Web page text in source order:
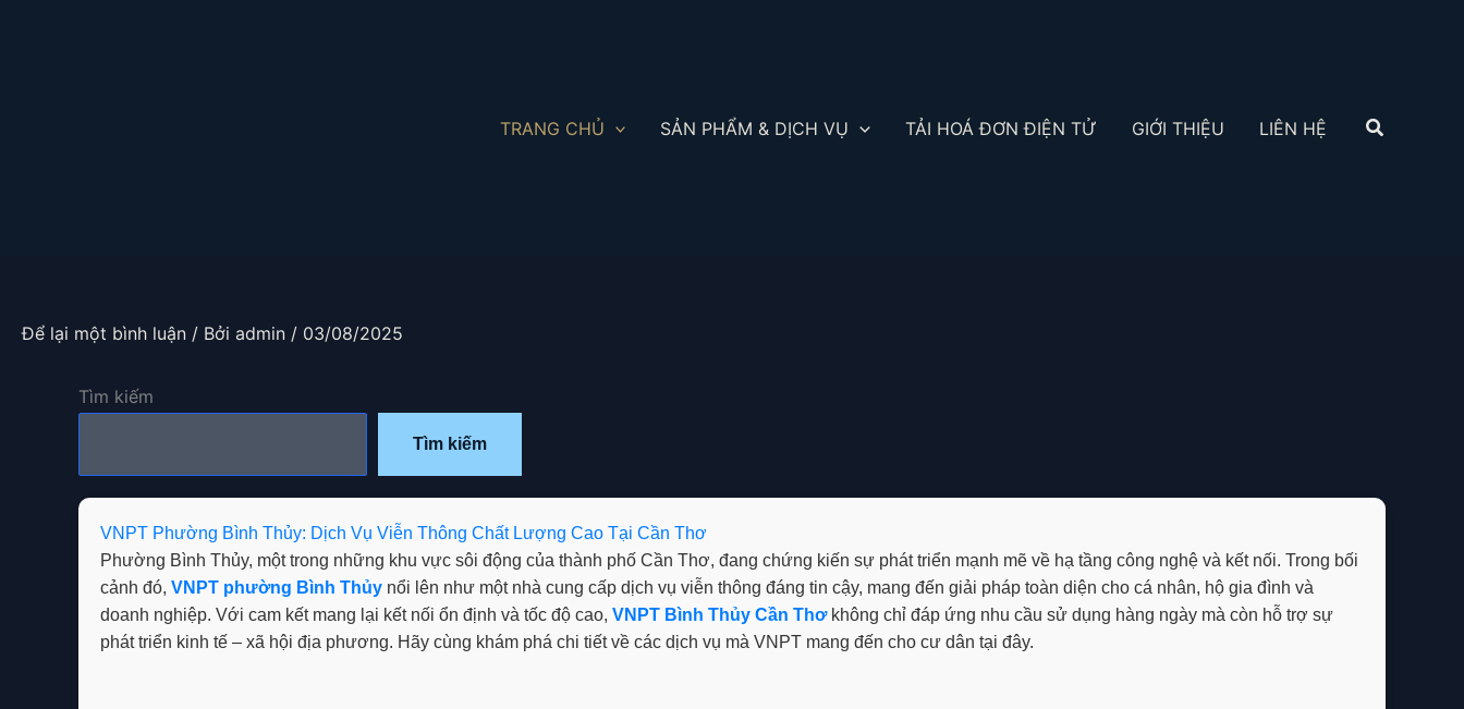
TRANG CHỦ
SẢN PHẨM & DỊCH VỤ TẢI HOÁ ĐƠN ĐIỆN TỬ GIỚI THIỆU LIÊN HỆ
Tìm
Để lại một bình luận / Bởi admin / 03/08/2025
Tìm kiếm
Tìm kiếm
VNPT Phường Bình Thủy: Dịch Vụ Viễn Thông Chất Lượng Cao Tại Cần Thơ
Phường Bình Thủy, một trong những khu vực sôi động của thành phố Cần Thơ, đang chứng kiến sự phát triển mạnh mẽ về hạ tầng công nghệ và kết nối. Trong bối
cảnh đó, VNPT phường Bình Thủy nổi lên như một nhà cung cấp dịch vụ viễn thông đáng tin cậy, mang đến giải pháp toàn diện cho cá nhân, hộ gia đình và
doanh nghiệp. Với cam kết mang lại kết nối ổn định và tốc độ cao, VNPT Bình Thủy Cần Thơkhông chỉ đáp ứng nhu cầu sử dụng hàng ngày mà còn hỗ trợ sự
phát triển kinh tế – xã hội địa phương. Hãy cùng khám phá chi tiết về các dịch vụ mà VNPT mang đến cho cư dân tại đây.